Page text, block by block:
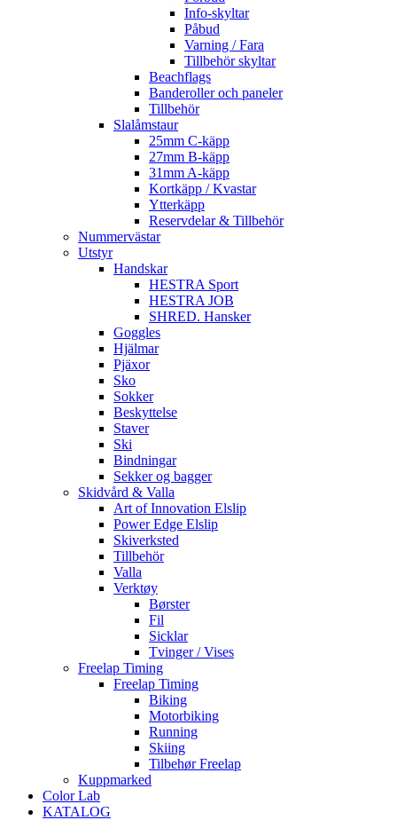
Info-skyltar
Påbud
Varning / Fara
Tillbehör skyltar
Beachflags
Banderoller och paneler
Tillbehör
Slalåmstaur
25mm C-käpp
27mm B-käpp
31mm A-käpp
Kortkäpp / Kvastar
Ytterkäpp
Reservdelar & Tillbehör
Nummervästar
Utstyr
Handskar
HESTRA Sport
HESTRA JOB
SHRED. Hansker
Goggles
Hjälmar
Pjäxor
Sko
Sokker
Beskyttelse
Staver
Ski
Bindningar
Sekker og bagger
Skidvård & Valla
Art of Innovation Elslip
Power Edge Elslip
Skiverksted
Tillbehör
Valla
Verktøy
Børster
Fil
Sicklar
Tvinger / Vises
Freelap Timing
Freelap Timing
Biking
Motorbiking
Running
Skiing
Tilbehør Freelap
Kuppmarked
Color Lab
KATALOG